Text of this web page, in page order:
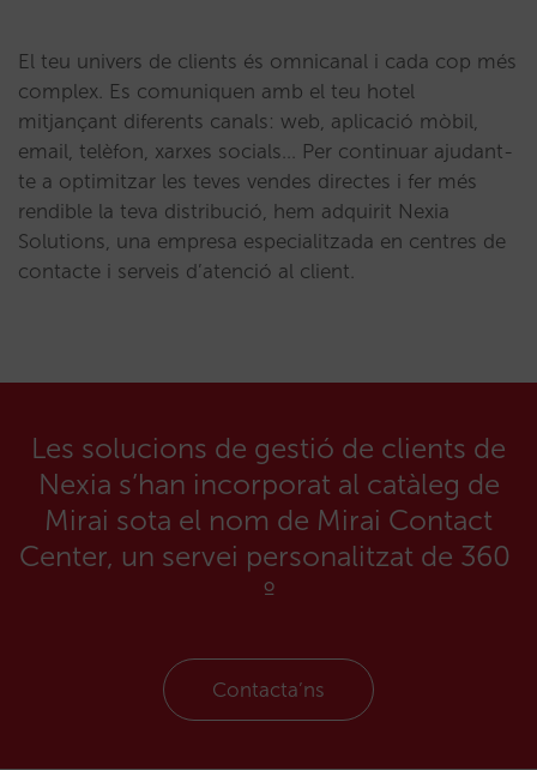
El teu univers de clients és omnicanal i cada cop més
complex. Es comuniquen amb el teu hotel
mitjançant diferents canals: web, aplicació mòbil,
email, telèfon, xarxes socials… Per continuar ajudant-
te a optimitzar les teves vendes directes i fer més
rendible la teva distribució, hem adquirit Nexia
Solutions, una empresa especialitzada en centres de
contacte i serveis d’atenció al client.
Les solucions de gestió de clients de
Nexia s’han incorporat al catàleg de
Mirai sota el nom de Mirai Contact
Center, un servei personalitzat de 360 ​​
º
Contacta’ns